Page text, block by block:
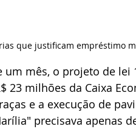
que justificam empréstimo
mês, o projeto de lei
23 milhões da Caixa
e a execução de
precisava apenas